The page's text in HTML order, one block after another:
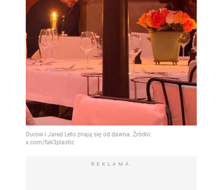
REKLAMA